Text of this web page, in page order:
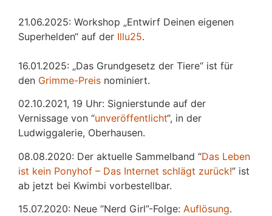
21.06.2025: Workshop „Entwirf Deinen eigenen
Superhelden“ auf der Illu25.
16.01.2025: „Das Grundgesetz der Tiere“ ist für
den Grimme-Preis nominiert.
02.10.2021, 19 Uhr: Signierstunde auf der
Vernissage von “unveröffentlicht“, in der
Ludwiggalerie, Oberhausen.
08.08.2020: Der aktuelle Sammelband “Das Leben
ist kein Ponyhof – Das Internet schlägt zurück!” ist
ab jetzt bei Kwimbi vorbestellbar.
15.07.2020: Neue “Nerd Girl”-Folge: Auflösung.